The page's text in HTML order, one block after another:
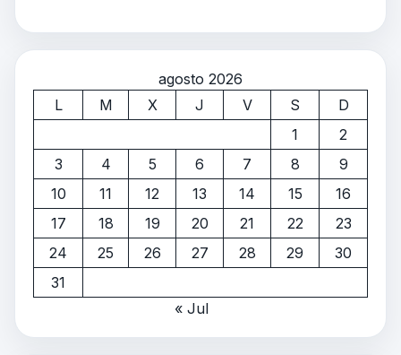
agosto 2026
L
M X J V S
D
1
2
3
4 5 6 7 8
9
10
11 12 13 14 15
16
17
18 19 20 21 22
23
24
25 26 27 28 29
30
31
« Jul